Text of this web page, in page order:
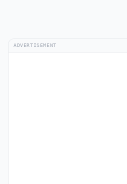
ADVERTISEMENT